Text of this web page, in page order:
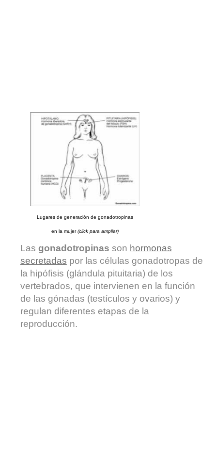
Lugares de generación de gonadotropinas
en la mujer(click para ampliar)
Las gonadotropinas son hormonas
secretadas por las células gonadotropas de
la hipófisis (glándula pituitaria) de los
vertebrados, que intervienen en la función
de las gónadas (testículos y ovarios) y
regulan diferentes etapas de la
reproducción.